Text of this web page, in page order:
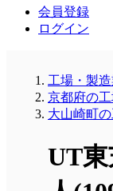
会員登録
ログイン
工場・製造
京都府の工
大山崎町
UT